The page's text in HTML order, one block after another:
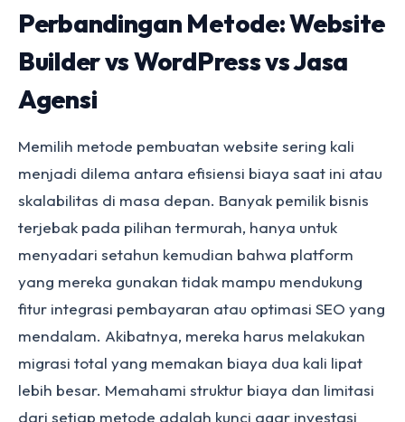
Perbandingan Metode: Website
Builder vs WordPress vs Jasa
Agensi
Memilih metode pembuatan website sering kali
menjadi dilema antara efisiensi biaya saat ini atau
skalabilitas di masa depan. Banyak pemilik bisnis
terjebak pada pilihan termurah, hanya untuk
menyadari setahun kemudian bahwa platform
yang mereka gunakan tidak mampu mendukung
fitur integrasi pembayaran atau optimasi SEO yang
mendalam. Akibatnya, mereka harus melakukan
migrasi total yang memakan biaya dua kali lipat
lebih besar. Memahami struktur biaya dan limitasi
dari setiap metode adalah kunci agar investasi